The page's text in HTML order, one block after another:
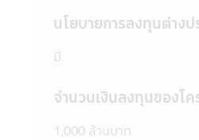
7. ในกรณีที่กองทุนรวมไม่ส
กรรมการ ก.ล.ต. กำหนด ผู้
8. ผู้ลงทุนสามารถตรวจดู
การตัดสินใจลงทุน เช่น กา
บุคคลที่เกี่ยวข้อง
นโยบายการลงทุนต่างป
มี
จำนวนเงินลงทุนของโค
1,000 ล้านบาท